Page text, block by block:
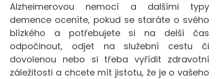
Alzheimerovou nemocí a dalšími typy
demence oceníte, pokud se staráte o svého
blízkého a potřebujete si na delší čas
odpočinout, odjet na služební cestu či
dovolenou nebo si třeba vyřídit zdravotní
záležitosti a chcete mít jistotu, že je o vašeho